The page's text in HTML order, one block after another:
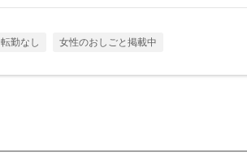
転勤なし 女性のおしごと掲載中